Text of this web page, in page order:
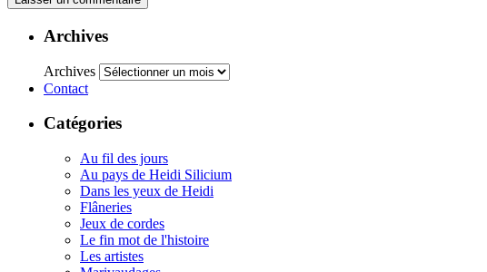
Archives
Archives
Contact
Catégories
Au fil des jours
Au pays de Heidi Silicium
Dans les yeux de Heidi
Flâneries
Jeux de cordes
Le fin mot de l'histoire
Les artistes